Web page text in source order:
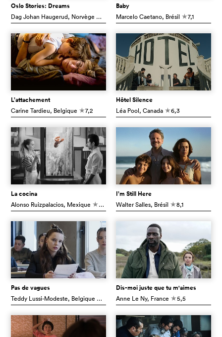
Oslo Stories: Dreams
Dag Johan Haugerud, Norvège
Baby
Marcelo Caetano, Brésil c7,1
L’attachement
Carine Tardieu, Belgique c7,2
Hôtel Silence
Léa Pool, Canada c6,3
La cocina
Alonso Ruizpalacios, Mexique c7,0
I’m Still Here
Walter Salles, Brésil c8,1
Pas de vagues
Teddy Lussi-Modeste, Belgique
Dis-moi juste que tu m'aimes
Anne Le Ny, France c5,5